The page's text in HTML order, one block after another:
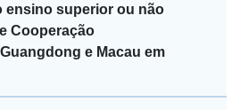
ensino superior ou não
Cooperação
e Macau em